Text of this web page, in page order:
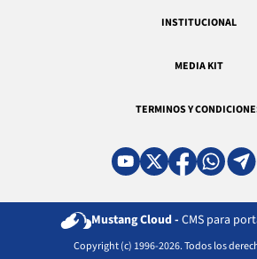
INSTITUCIONAL
MEDIA KIT
TERMINOS Y
Mustang Cloud - CMS para
Copyright (c) 1996-2026. Todos los